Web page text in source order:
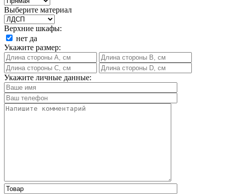
Выберите материал
Верхние шкафы:
нет да
Укажите размер:
Укажите личные данные: